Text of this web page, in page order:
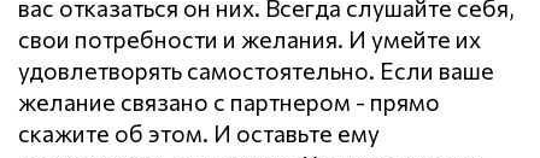
вас отказаться он них. Всегда слушайте себя,
свои потребности и желания. И умейте их
удовлетворять самостоятельно. Если ваше
желание связано с партнером - прямо
скажите об этом. И оставьте ему